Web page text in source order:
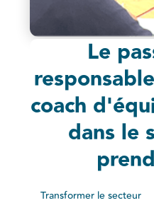
Le
coach
dans le
Transformer le secteur